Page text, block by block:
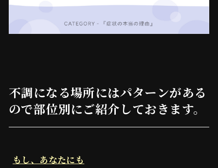
不調になる場所にはパターンがある
ので部位別にご紹介しておきます。
もし、あなたにも